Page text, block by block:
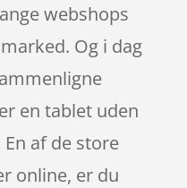
webshops
Og i dag
en tablet uden
af de store
online, er du